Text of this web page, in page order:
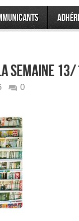
semaine
0